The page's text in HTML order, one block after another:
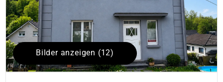
Bilder anzeigen (12)